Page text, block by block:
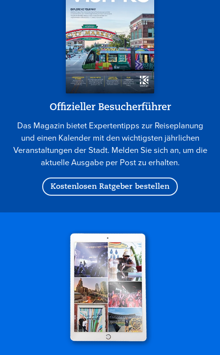
Offizieller Besucherführer
Das Magazin bietet Expertentipps zur Reiseplanung
und einen Kalender mit den wichtigsten jährlichen
Veranstaltungen der Stadt. Melden Sie sich an, um die
aktuelle Ausgabe per Post zu erhalten.
Kostenlosen Ratgeber bestellen